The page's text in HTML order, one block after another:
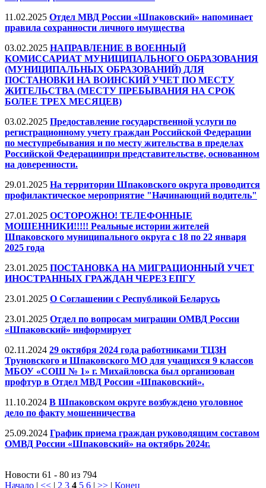
11.02.2025 Отдел МВД России «Шпаковский» напоминает
правила сохранности личного имущества
03.02.2025 НАПРАВЛЕНИЕ В ВОЕННЫЙ
КОМИССАРИАТ МУНИЦИПАЛЬНОГО ОБРАЗОВАНИЯ
(МУНИЦИПАЛЬНЫХ ОБРАЗОВАНИЙ) ДЛЯ
ПОСТАНОВКИ НА ВОИНСКИЙ УЧЕТ ПО МЕСТУ
ЖИТЕЛЬСТВА (МЕСТУ ПРЕБЫВАНИЯ НА СРОК
БОЛЕЕ ТРЕХ МЕСЯЦЕВ)
03.02.2025 Предоставление государственной услуги по
регистрационному учету граждан Российской Федерации
по меступребывания и по месту жительства в пределах
Российской Федерациипри представительстве, основанном
на доверенности.
29.01.2025 На территории Шпаковского округа проводится
профилактическое мероприятие "Начинающий водитель"
27.01.2025 ОСТОРОЖНО! ТЕЛЕФОННЫЕ
МОШЕННИКИ!!!!! Реальные истории жителей
Шпаковского муниципального округа с 18 по 22 января
2025 года
23.01.2025 ПОСТАНОВКА НА МИГРАЦИОННЫЙ УЧЕТ
ИНОСТРАННЫХ ГРАЖДАН ЧЕРЕЗ ЕПГУ
23.01.2025 О Соглашении с Республикой Беларусь
23.01.2025 Отдел по вопросам миграции ОМВД России
«Шпаковский» информирует
02.11.2024 29 октября 2024 года работниками ТЦЗН
Труновского и Шпаковского МО для учащихся 9 классов
МБОУ «СОШ № 1» г. Михайловска был организован
профтур в Отдел МВД России «Шпаковский».
11.10.2024 В Шпаковском округе возбуждено уголовное
дело по факту мошенничества
25.09.2024 График приема граждан руководящим составом
ОМВД России «Шпаковский» на октябрь 2024г.
Новости 61 - 80 из 794
Начало | << | 2 3 4 5 6 | >> | Конец